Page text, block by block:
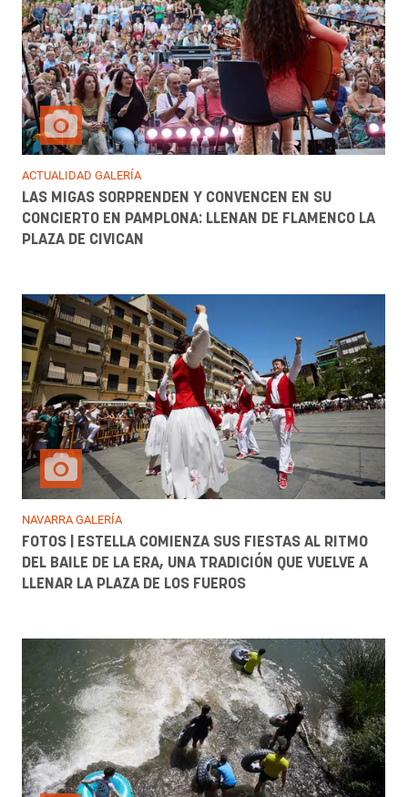
ACTUALIDAD GALERÍA
LAS MIGAS SORPRENDEN Y CONVENCEN EN SU
CONCIERTO EN PAMPLONA: LLENAN DE FLAMENCO LA
PLAZA DE CIVICAN
NAVARRA GALERÍA
FOTOS | ESTELLA COMIENZA SUS FIESTAS AL RITMO
DEL BAILE DE LA ERA, UNA TRADICIÓN QUE VUELVE A
LLENAR LA PLAZA DE LOS FUEROS